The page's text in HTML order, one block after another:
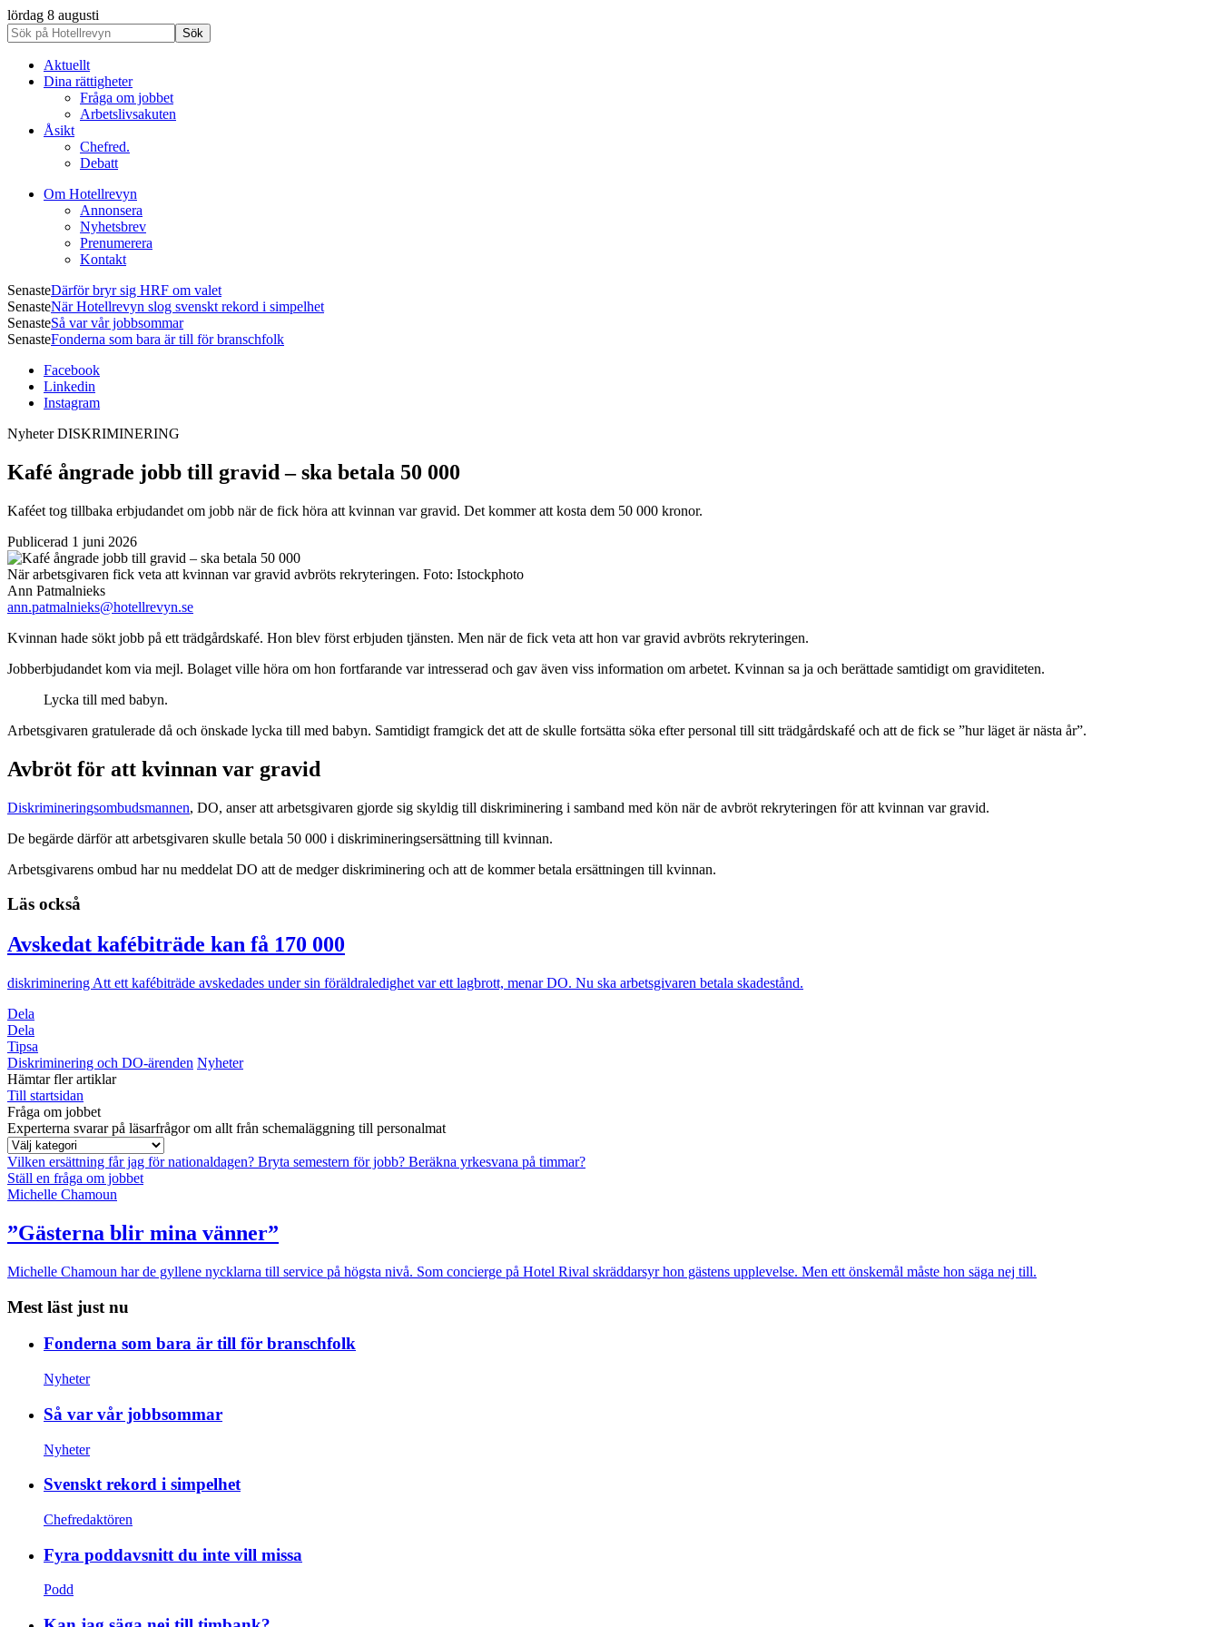
lördag 8 augusti
Aktuellt
Dina rättigheter
Fråga om jobbet
Arbetslivsakuten
Åsikt
Chefred.
Debatt
Om Hotellrevyn
Annonsera
Nyhetsbrev
Prenumerera
Kontakt
SenasteDärför bryr sig HRF om valet
SenasteNär Hotellrevyn slog svenskt rekord i simpelhet
SenasteSå var vår jobbsommar
SenasteFonderna som bara är till för branschfolk
Facebook
Linkedin
Instagram
NyheterDISKRIMINERING
Kafé ångrade jobb till gravid – ska betala 50 000
Kaféet tog tillbaka erbjudandet om jobb när de fick höra att kvinnan var gravid. Det kommer att kosta dem 50 000 kronor.
Publicerad 1 juni 2026
När arbetsgivaren fick veta att kvinnan var gravid avbröts rekryteringen. Foto: Istockphoto
Ann Patmalnieks
ann.patmalnieks@hotellrevyn.se
Kvinnan hade sökt jobb på ett trädgårdskafé. Hon blev först erbjuden tjänsten. Men när de fick veta att hon var gravid avbröts rekryteringen.
Jobberbjudandet kom via mejl. Bolaget ville höra om hon fortfarande var intresserad och gav även viss information om arbetet. Kvinnan sa ja och berättade samtidigt om graviditeten.
Lycka till med babyn.
Arbetsgivaren gratulerade då och önskade lycka till med babyn. Samtidigt framgick det att de skulle fortsätta söka efter personal till sitt trädgårdskafé och att de fick se ”hur läget är nästa år”.
Avbröt för att kvinnan var gravid
Diskrimineringsombudsmannen, DO, anser att arbetsgivaren gjorde sig skyldig till diskriminering i samband med kön när de avbröt rekryteringen för att kvinnan var gravid.
De begärde därför att arbetsgivaren skulle betala 50 000 i diskrimineringsersättning till kvinnan.
Arbetsgivarens ombud har nu meddelat DO att de medger diskriminering och att de kommer betala ersättningen till kvinnan.
Läs också
Avskedat kafébiträde kan få 170 000
diskriminering Att ett kafébiträde avskedades under sin föräldraledighet var ett lagbrott, menar DO. Nu ska arbetsgivaren betala skadestånd.
Dela
Dela
Tipsa
Diskriminering och DO-ärenden Nyheter
Hämtar fler artiklar
Till startsidan
Fråga om jobbet
Experterna svarar på läsarfrågor om allt från schemaläggning till personalmat
Vilken ersättning får jag för nationaldagen? Bryta semestern för jobb? Beräkna yrkesvana på timmar?
Ställ en fråga om jobbet
Michelle Chamoun
”Gästerna blir mina vänner”
Michelle Chamoun har de gyllene nycklarna till service på högsta nivå. Som concierge på Hotel Rival skräddarsyr hon gästens upp­levelse. Men ett önskemål måste hon säga nej till.
Mest läst just nu
Fonderna som bara är till för branschfolk
Nyheter
Så var vår jobbsommar
Nyheter
Svenskt rekord i simpelhet
Chefredaktören
Fyra poddavsnitt du inte vill missa
Podd